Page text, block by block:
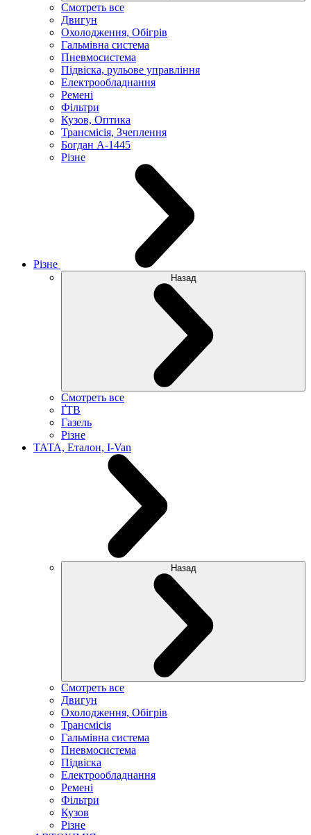
Смотреть все
Двигун
Охолодження, Обігрів
Гальмівна система
Пневмосистема
Підвіска, рульове управління
Електрообладнання
Ремені
Фільтри
Кузов, Оптика
Трансмісія, Зчеплення
Богдан А-1445
Різне
Різне
Назад
Смотреть все
ҐТВ
Газель
Різне
ТАТА, Еталон, I-Van
Назад
Смотреть все
Двигун
Охолодження, Обігрів
Трансмісія
Гальмівна система
Пневмосистема
Підвіска
Електрообладнання
Ремені
Фільтри
Кузов
Різне